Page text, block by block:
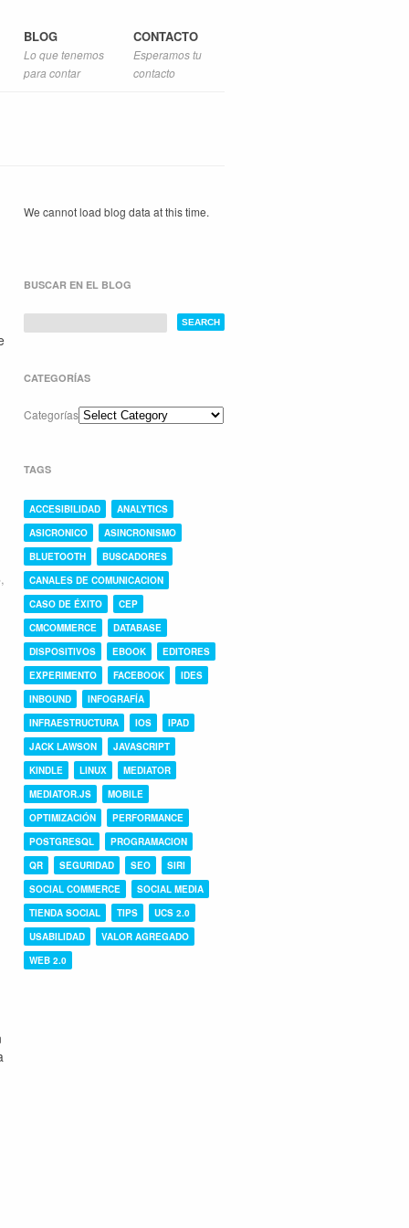
BLOG
Lo que tenemos
para contar
CONTACTO
Esperamos tu
contacto
,
We cannot load blog data at this time.
BUSCAR EN EL BLOG
CATEGORÍAS
Categorías
TAGS
ACCESIBILIDAD
ANALYTICS
ASICRONICO
ASINCRONISMO
BLUETOOTH
BUSCADORES
CANALES DE COMUNICACION
CASO DE ÉXITO
CEP
CMCOMMERCE
DATABASE
DISPOSITIVOS
EBOOK
EDITORES
EXPERIMENTO
FACEBOOK
IDES
INBOUND
INFOGRAFÍA
INFRAESTRUCTURA
IOS
IPAD
JACK LAWSON
JAVASCRIPT
KINDLE
LINUX
MEDIATOR
MEDIATOR.JS
MOBILE
OPTIMIZACIÓN
PERFORMANCE
POSTGRESQL
PROGRAMACION
QR
SEGURIDAD SEO
SIRI
SOCIAL COMMERCE
SOCIAL MEDIA
TIENDA SOCIAL
TIPS
UCS 2.0
USABILIDAD
VALOR AGREGADO
WEB 2.0